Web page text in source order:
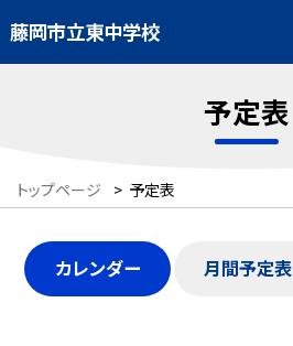
藤岡市立東中学校
予定表
トップページ > 予定表
カレンダー 月間予定表